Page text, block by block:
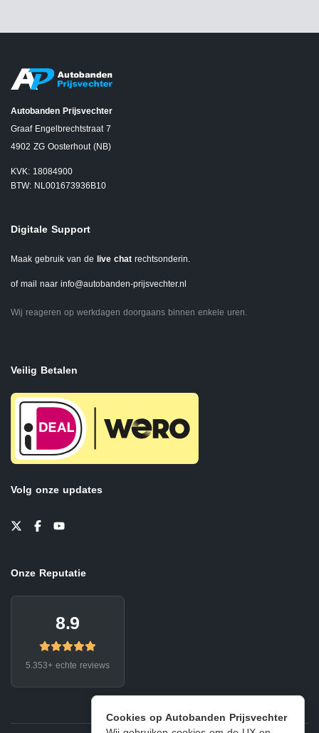
Cookies op Autobanden Prijsvechter
Autobanden Prijsvechter
Graaf Engelbrechtstraat 7
4902 ZG Oosterhout (NB)
KVK: 18084900
BTW: NL001673936B10
Digitale Support
Maak gebruik van de live chat rechtsonderin.
of mail naar info@autobanden-prijsvechter.nl
Wij reageren op werkdagen doorgaans binnen enkele uren.
Veilig Betalen
Volg onze updates
Onze Reputatie
8.9
5.353+ echte reviews